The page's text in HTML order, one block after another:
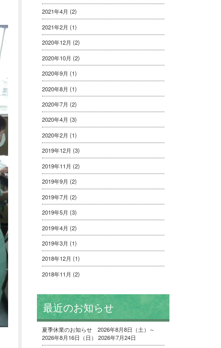
2021年4月 (2)
2021年2月 (1)
2020年12月 (2)
2020年10月 (2)
2020年9月 (1)
2020年8月 (1)
2020年7月 (2)
2020年4月 (3)
2020年2月 (1)
2019年12月 (3)
2019年11月 (2)
2019年9月 (2)
2019年7月 (2)
2019年5月 (3)
2019年4月 (2)
2019年3月 (1)
2018年12月 (1)
2018年11月 (2)
最近のお知らせ
夏季休業のお知らせ 2026年8月8日（土）～
2026年8月16日（日）
2026年7月24日